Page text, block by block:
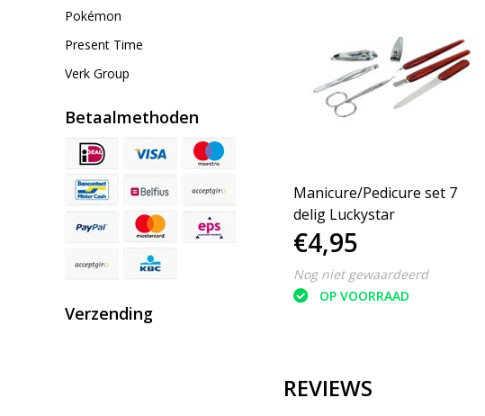
Pokémon
Present Time
Verk Group
Betaalmethoden
Verzending
Manicure/Pedicure set 7
delig Luckystar
€4,95
Nog niet gewaardeerd
OP VOORRAAD
REVIEWS